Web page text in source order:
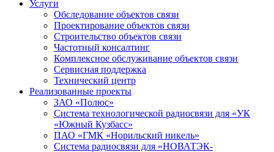
Услуги
Обследование объектов связи
Проектирование объектов связи
Строительство объектов связи
Частотный консалтинг
Комплексное обслуживание объектов связи
Сервисная поддержка
Технический центр
Реализованные проекты
ЗАО «Полюс»
Система технологической радиосвязи для «УК
«Южный Кузбасс»
ПАО «ГМК «Норильский никель»
Система радиосвязи для «НОВАТЭК-